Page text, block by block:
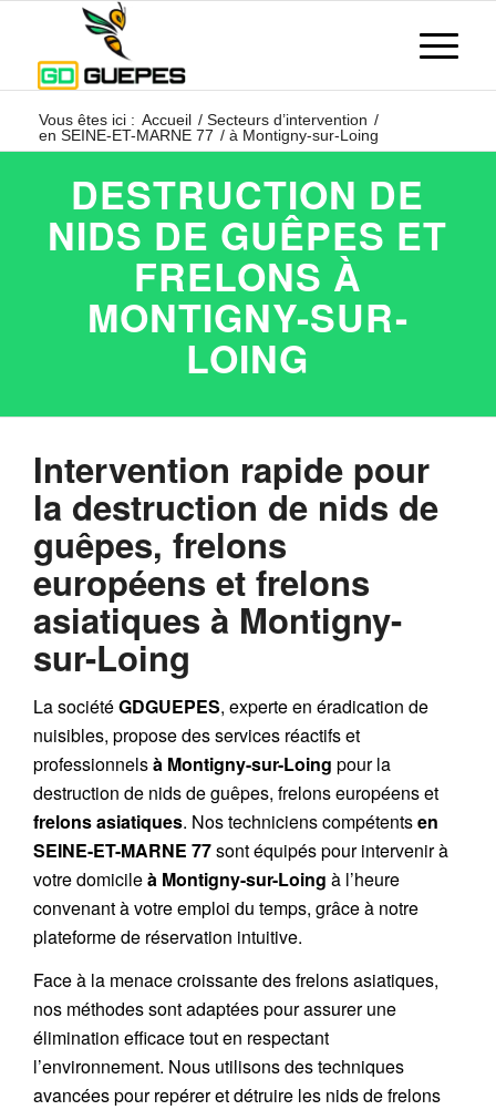
Vous êtes ici : Accueil / Secteurs d’intervention /
en SEINE-ET-MARNE 77 / à Montigny-sur-Loing
DESTRUCTION DE
NIDS DE GUÊPES ET
FRELONS À
MONTIGNY-SUR-
LOING
Intervention rapide pour
la destruction de nids de
guêpes, frelons
européens et frelons
asiatiques à Montigny-
sur-Loing
La sociétéGDGUEPES, experte en éradication de
nuisibles, propose des services réactifs et
professionnelsà Montigny-sur-Loing pour la
destruction de nids de guêpes, frelons européenset
frelons asiatiques. Nos techniciens compétentsen
SEINE-ET-MARNE 77sont équipés pour intervenir à
votre domicileà Montigny-sur-Loing à l’heure
convenant à votre emploi du temps, grâce à notre
plateforme de réservation intuitive.
Face à la menace croissante des frelons asiatiques,
nos méthodes sont adaptées pour assurer une
élimination efficace tout en respectant
l’environnement. Nous utilisons des techniques
avancées pour repérer et détruire les nids defrelons